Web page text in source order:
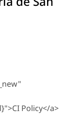
Policy</a>